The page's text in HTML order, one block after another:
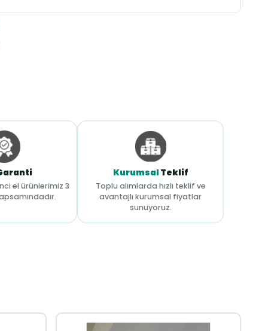
el ürünlerimiz 3
KurumsalTeklif
Toplu alımlarda hızlı teklif ve
avantajlı kurumsal fiyatlar
sunuyoruz.